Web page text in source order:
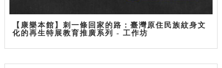
【康樂本館】刺一條回家的路：臺灣原住民族紋身文
化的再生特展教育推廣系列 - 工作坊